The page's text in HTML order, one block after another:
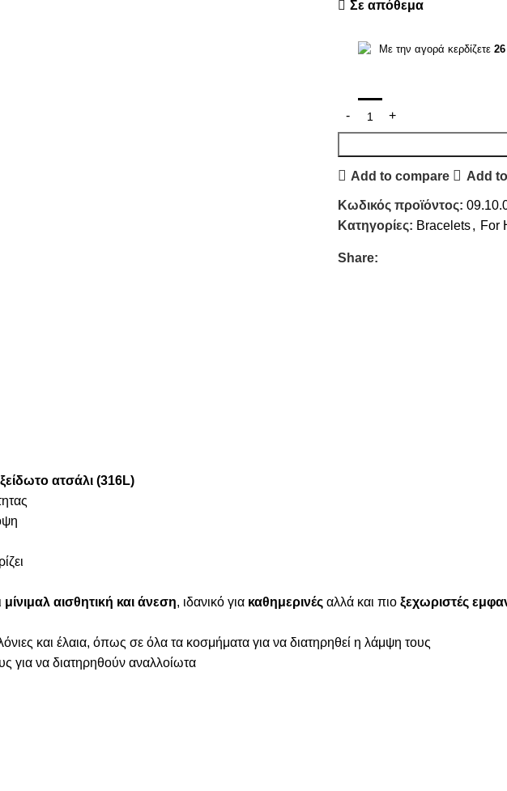
Σε απόθεμα
Με την αγορά κερδίζετε 26
Add to compare Add
Κωδικός προϊόντος:
Κατηγορίες: Bracelets, For
Share:
ατσάλι (316L)
μίνιμαλ αισθητική και άνεση, ιδανικό για καθημερινές αλλά και πιο ξεχωριστές
και έλαια, όπως σε όλα τα κοσμήματα για να διατηρηθεί η λάμψη τους
για να διατηρηθούν αναλλοίωτα